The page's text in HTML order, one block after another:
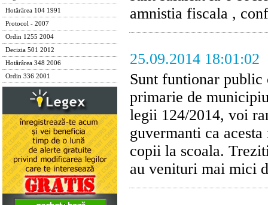
Hotărârea 104 1991
Protocol - 2007
Ordin 1255 2004
Decizia 501 2012
Hotărârea 348 2006
Ordin 336 2001
amnistia fiscala ,
25.09.2014 18:01:02
Sunt funtionar
primarie de
legii 124/2014, voi
guvermanti ca
copii la scoala.
au venituri mai mici